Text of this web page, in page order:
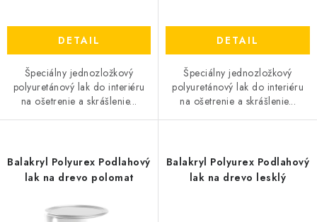
DETAIL
Špeciálny jednozložkový
polyuretánový lak do interiéru
na ošetrenie a skrášlenie...
DETAIL
Špeciálny jednozložkový
polyuretánový lak do interiéru
na ošetrenie a skrášlenie...
Balakryl Polyurex Podlahový
lak na drevo polomat
Balakryl Polyurex Podlahový
lak na drevo lesklý